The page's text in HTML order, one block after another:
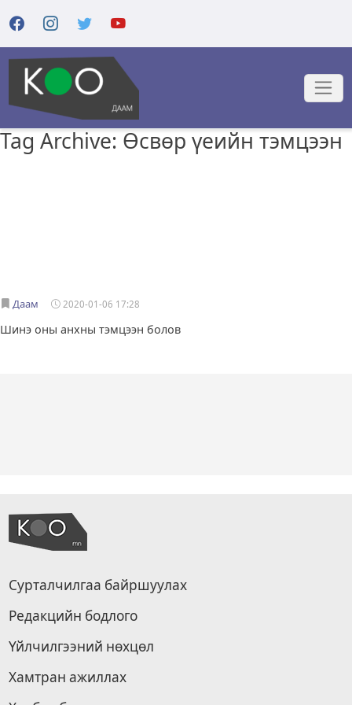
Tag Archive: Өсвөр үеийн тэмцээн
Даам 2020-01-06 17:28
Шинэ оны анхны тэмцээн болов
Сурталчилгаа байршуулах
Редакцийн бодлого
Үйлчилгээний нөхцөл
Хамтран ажиллах